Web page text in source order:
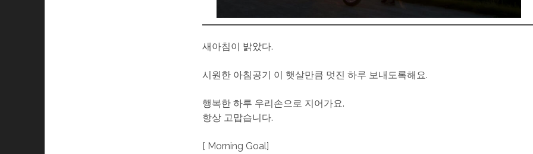
새아침이 밝았다.
시원한 아침공기 이 햇살만큼 멋진 하루 보내도록해요.
행복한 하루 우리손으로 지어가요.
항상 고맙습니다.
[ Morning Goal]